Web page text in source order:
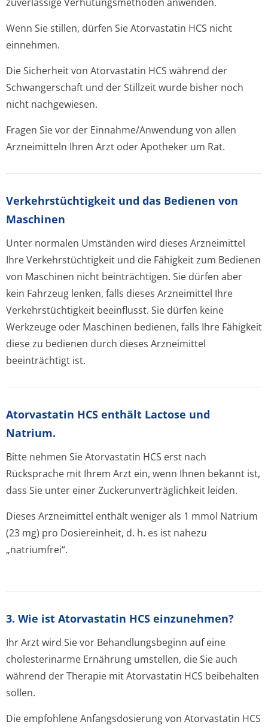
Wenn Sie stillen, dürfen Sie Atorvastatin HCS nicht
einnehmen.
Die Sicherheit von Atorvastatin HCS während der
Schwangerschaft und der Stillzeit wurde bisher noch
nicht nachgewiesen.
Fragen Sie vor der Einnahme/Anwendung von allen
Arzneimitteln Ihren Arzt oder Apotheker um Rat.
Verkehrstüchtig­keit und das Bedienen von
Maschinen
Unter normalen Umständen wird dieses Arzneimittel
Ihre Verkehrstüchtigkeit und die Fähigkeit zum Bedienen
von Maschinen nicht beinträchtigen. Sie dürfen aber
kein Fahrzeug lenken, falls dieses Arzneimittel Ihre
Verkehrstüchtigkeit beeinflusst. Sie dürfen keine
Werkzeuge oder Maschinen bedienen, falls Ihre Fähigkeit
diese zu bedienen durch dieses Arzneimittel
beeinträchtigt ist.
Atorvastatin HCS enthält Lactose und
Natrium.
Bitte nehmen Sie Atorvastatin HCS erst nach
Rücksprache mit Ihrem Arzt ein, wenn Ihnen bekannt ist,
dass Sie unter einer Zuckerunverträglichke­it leiden.
Dieses Arzneimittel enthält weniger als 1 mmol Natrium
(23 mg) pro Dosiereinheit, d. h. es ist nahezu
„natriumfrei“.
3. Wie ist Atorvastatin HCS einzunehmen?
Ihr Arzt wird Sie vor Behandlungsbeginn auf eine
cholesterinarme Ernährung umstellen, die Sie auch
während der Therapie mit Atorvastatin HCS beibehalten
sollen.
Die empfohlene Anfangsdosierung von Atorvastatin HCS